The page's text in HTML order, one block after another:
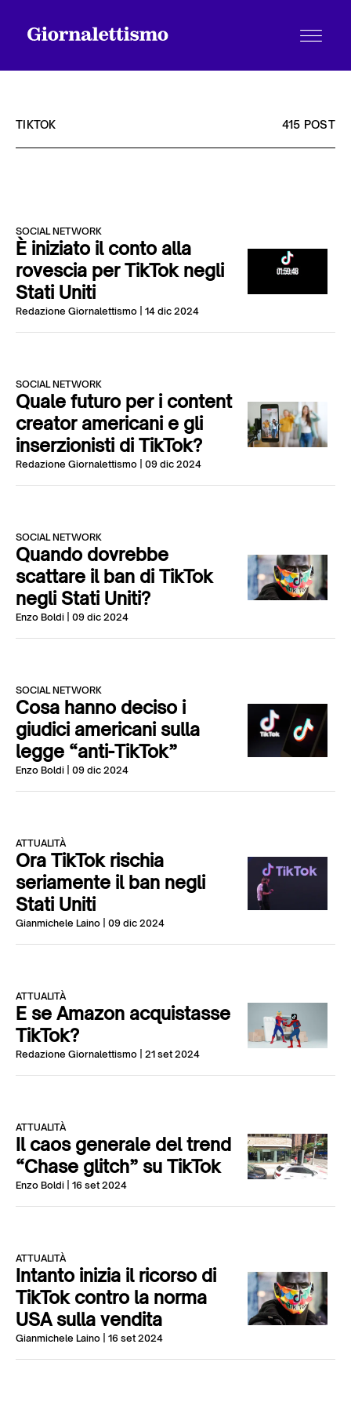
Chi siamo
Contatti
TIKTOK 415 POST
SOCIAL NETWORK
È iniziato il conto alla
rovescia per TikTok negli
Stati Uniti
Redazione Giornalettismo | 14 dic 2024
SOCIAL NETWORK
Quale futuro per i content
creator americani e gli
inserzionisti di TikTok?
Redazione Giornalettismo | 09 dic 2024
SOCIAL NETWORK
Quando dovrebbe
scattare il ban di TikTok
negli Stati Uniti?
Enzo Boldi | 09 dic 2024
SOCIAL NETWORK
Cosa hanno deciso i
giudici americani sulla
legge “anti-TikTok”
Enzo Boldi | 09 dic 2024
ATTUALITÀ
Ora TikTok rischia
seriamente il ban negli
Stati Uniti
Gianmichele Laino | 09 dic 2024
ATTUALITÀ
E se Amazon acquistasse
TikTok?
Redazione Giornalettismo | 21 set 2024
ATTUALITÀ
Il caos generale del trend
“Chase glitch” su TikTok
Enzo Boldi | 16 set 2024
ATTUALITÀ
Intanto inizia il ricorso di
TikTok contro la norma
USA sulla vendita
Gianmichele Laino | 16 set 2024